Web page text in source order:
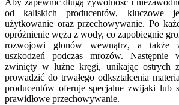
Aby zapewnić długą żywotność i
od kaliskich producentów, kluczowe
użytkowanie oraz przechowywanie. Po
opróżnienie węża z wody, co zapobiegnie
rozwojowi glonów wewnątrz, a także
uszkodzeń podczas mrozów. Następnie
zwinięty w luźne kręgi, unikając ostrych
prowadzić do trwałego odkształcenia
producentów oferuje specjalne zwijaki lub
prawidłowe przechowywanie.